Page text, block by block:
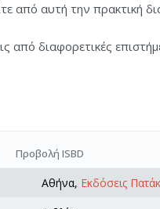
από αυτή την πρακτική
από διαφορετικές
Προβολή ISBD
Αθήνα, Εκδόσεις